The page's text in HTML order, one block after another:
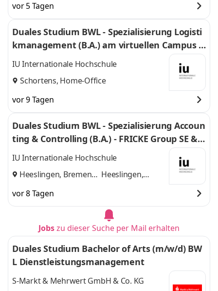
vor 5 Tagen
Duales Studium BWL - Spezialisierung Logisti
kmanagement (B.A.) am virtuellen Campus -
Nordfrost GmbH & Co. KG
IU Internationale Hochschule
Schortens, Home-Office
vor 9 Tagen
Duales Studium BWL - Spezialisierung Accoun
ting & Controlling (B.A.) - FRICKE Group SE & C
o. KG
IU Internationale Hochschule
Heeslingen, Bremen
Heeslingen,
vor 8 Tagen
Jobszu dieser Suche per Mail erhalten
Duales Studium Bachelor of Arts (m/w/d) BW
L Dienstleistungsmanagement
S-Markt & Mehrwert GmbH & Co. KG